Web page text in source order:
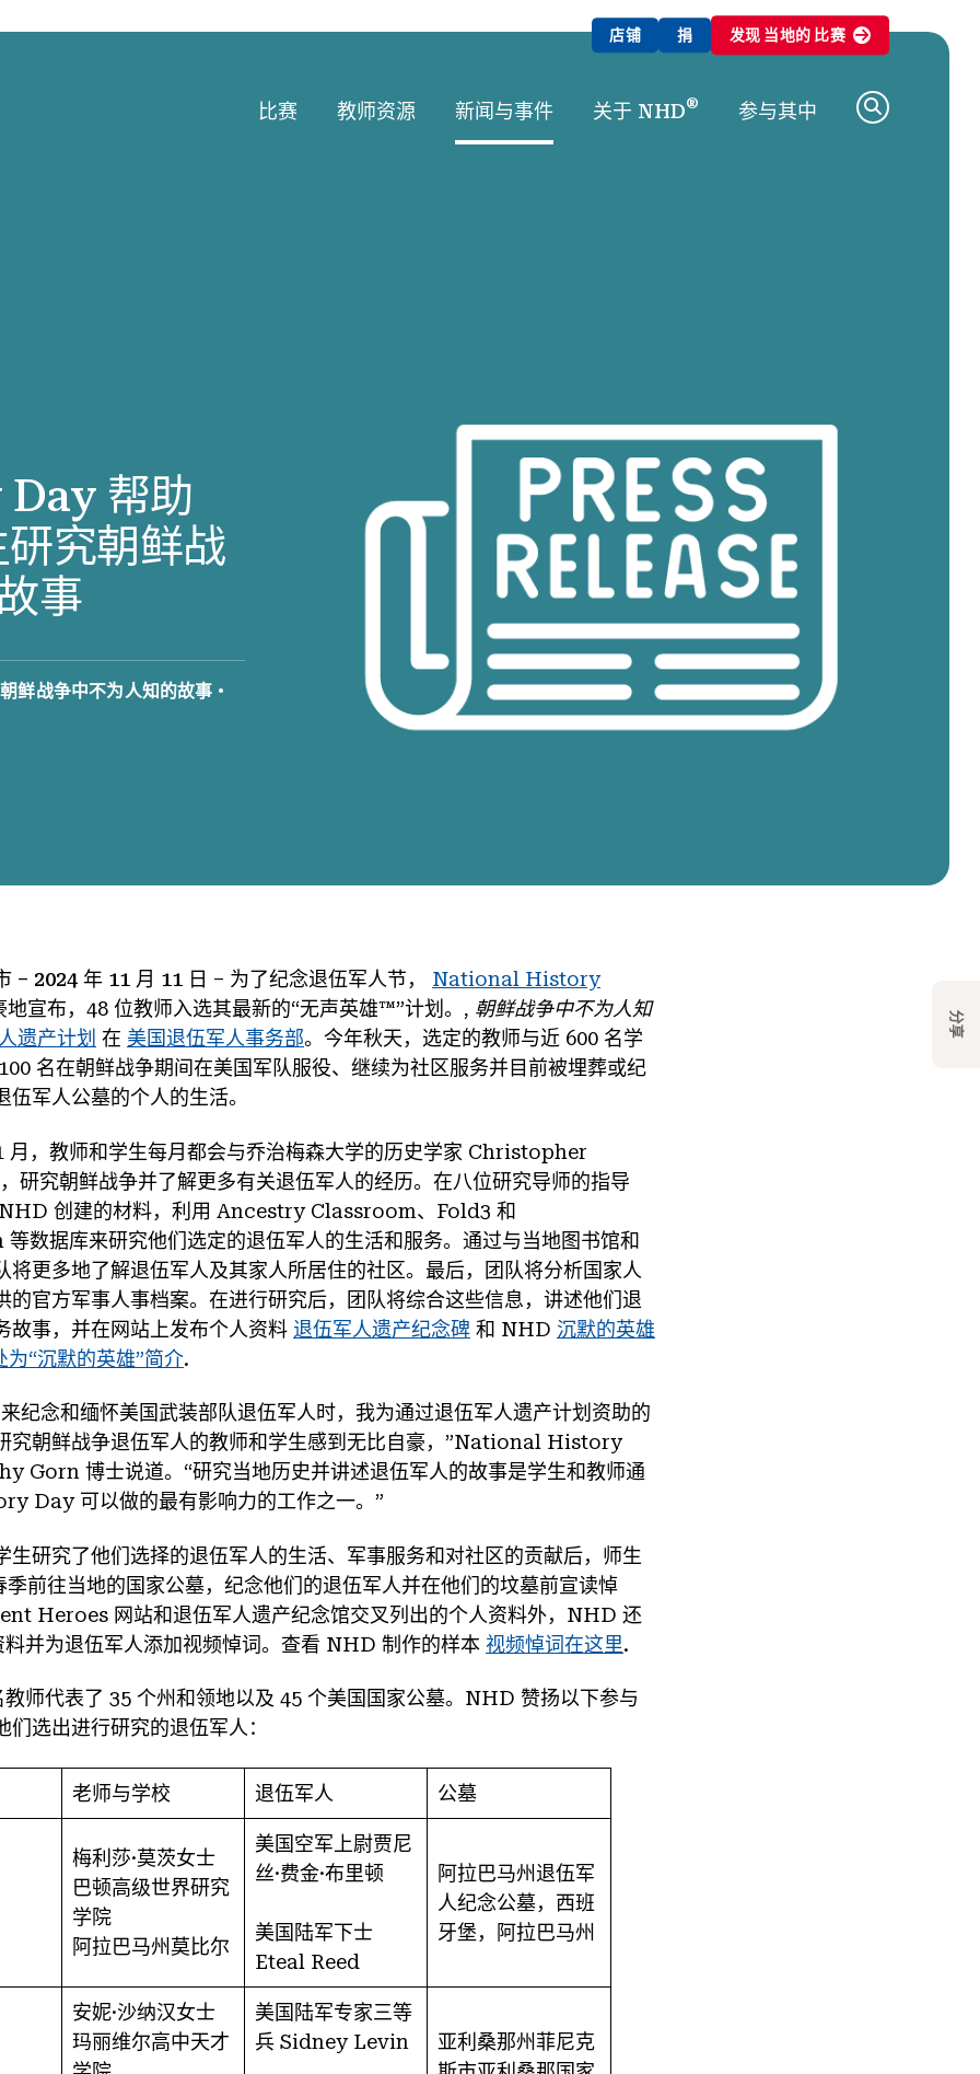
店铺 捐 发现 当地的 比赛
比赛 教师资源 新闻与事件 关于 NHD® 参与其中
帮助
究朝鲜战
事
鲜战争中不为人知的故事 •
– 2024 年 11 月 11 日 – 为了纪念退伍军人节， National History
宣布，48 位教师入选其最新的“无声英雄™”计划。, 朝鲜战争中不为人知
遗产计划 在 美国退伍军人事务部。今年秋天，选定的教师与近 600 名学
名在朝鲜战争期间在美国军队服役、继续为社区服务并目前被埋葬或纪
军人公墓的个人的生活。
月，教师和学生每月都会与乔治梅森大学的历史学家 Christopher
研究朝鲜战争并了解更多有关退伍军人的经历。在八位研究导师的指导
创建的材料，利用 Ancestry Classroom、Fold3 和
数据库来研究他们选定的退伍军人的生活和服务。通过与当地图书馆和
将更多地了解退伍军人及其家人所居住的社区。最后，团队将分析国家人
的官方军事人事档案。在进行研究后，团队将综合这些信息，讲述他们退
故事，并在网站上发布个人资料 退伍军人遗产纪念碑 和 NHD 沉默的英雄
为“沉默的英雄”简介.
纪念和缅怀美国武装部队退伍军人时，我为通过退伍军人遗产计划资助的
究朝鲜战争退伍军人的教师和学生感到无比自豪，”National History
Gorn 博士说道。“研究当地历史并讲述退伍军人的故事是学生和教师通
Day 可以做的最有影响力的工作之一。”
生研究了他们选择的退伍军人的生活、军事服务和对社区的贡献后，师生
前往当地的国家公墓，纪念他们的退伍军人并在他们的坟墓前宣读悼
Heroes 网站和退伍军人遗产纪念馆交叉列出的个人资料外，NHD 还
并为退伍军人添加视频悼词。查看 NHD 制作的样本 视频悼词在这里.
师代表了 35 个州和领地以及 45 个美国国家公墓。NHD 赞扬以下参与
选出进行研究的退伍军人：
老师与学校 退伍军人 公墓
梅利莎·莫茨女士
巴顿高级世界研究
学院
阿拉巴马州莫比尔
美国空军上尉贾尼
丝·费金·布里顿
美国陆军下士
Eteal Reed
阿拉巴马州退伍军
人纪念公墓，西班
牙堡，阿拉巴马州
安妮·沙纳汉女士
玛丽维尔高中天才
美国陆军专家三等
兵 Sidney Levin
亚利桑那州菲尼克
分享